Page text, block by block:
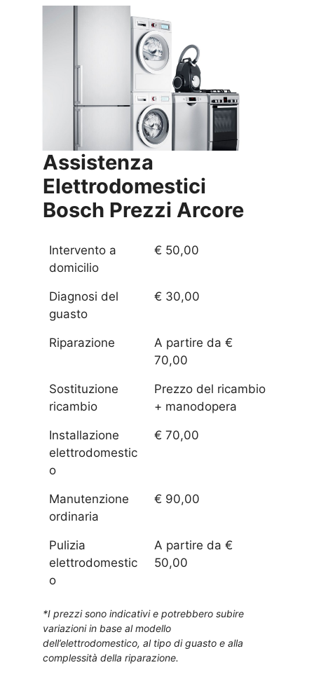
Assistenza
Elettrodomestici
Bosch Prezzi Arcore
Intervento a
domicilio
€ 50,00
Diagnosi del
guasto
€ 30,00
Riparazione
A partire da €
70,00
Sostituzione
ricambio
Prezzo del ricambio
+ manodopera
Installazione
elettrodomestic
o
€ 70,00
Manutenzione
ordinaria
€ 90,00
Pulizia
elettrodomestic
o
A partire da €
50,00
*I prezzi sono indicativi e potrebbero subire
variazioni in base al modello
dell’elettrodomestico, al tipo di guasto e alla
complessità della riparazione.